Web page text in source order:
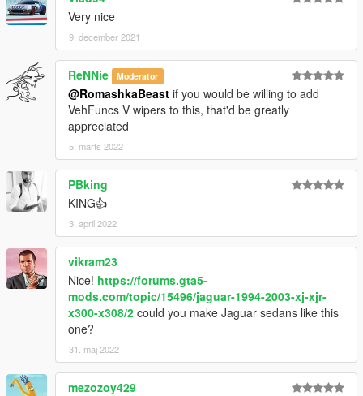
Very nice
9. december 2021
ReNNie Moderator
@RomashkaBeast if you would be willing to add
VehFuncs V wipers to this, that'd be greatly
appreciated
5. marts 2022
PBking
KING👍
3. april 2022
vikram23
Nice! https://forums.gta5-
mods.com/topic/15496/jaguar-1994-2003-xj-xjr-
x300-x308/2 could you make Jaguar sedans like this
one?
31. maj 2022
mezozoy429